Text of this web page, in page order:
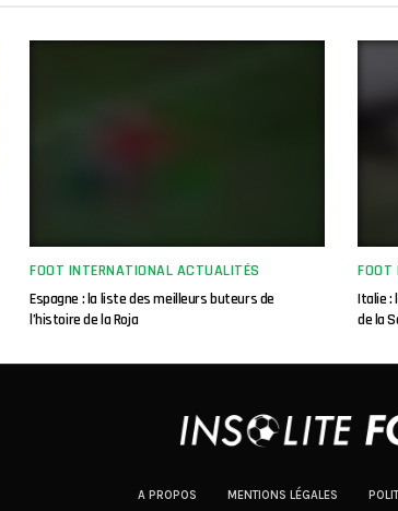
FOOT INTERNATIONAL ACTUALITÉS
Espagne : la liste des meilleurs buteurs de
l’histoire de la Roja
FOOT
Italie :
de la
A PROPOS MENTIONS LÉGALES